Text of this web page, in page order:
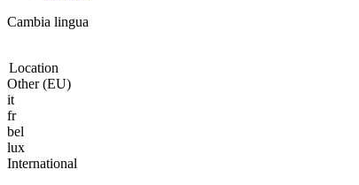
Cambia lingua
Location
Other (EU)
it
fr
bel
lux
International